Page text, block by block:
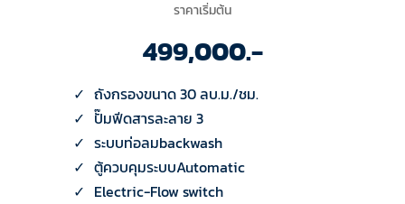
ราคาเริ่มต้น
499,000.-
ถังกรองขนาด 30 ลบ.ม./ชม.
ปั๊มฟีดสารละลาย 3
ระบบท่อลมbackwash
ตู้ควบคุมระบบAutomatic
Electric-Flow switch